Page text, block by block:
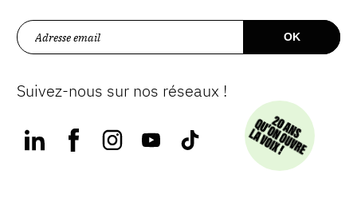
Suivez-nous sur nos réseaux !